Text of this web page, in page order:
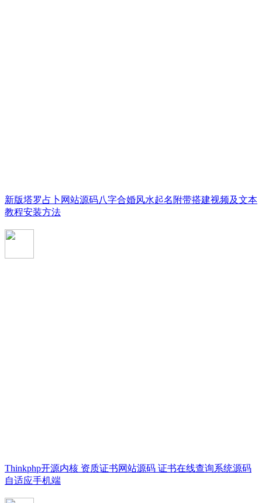
新版塔罗占卜网站源码八字合婚风水起名附带搭建视频及文本
教程安装方法
Thinkphp开源内核 资质证书网站源码 证书在线查询系统源码
自适应手机端